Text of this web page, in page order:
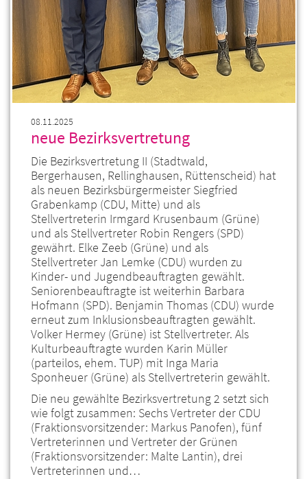
08.11.2025
neue Bezirksvertretung
Die Bezirksvertretung II (Stadtwald,
Bergerhausen, Rellinghausen, Rüttenscheid) hat
als neuen Bezirksbürgermeister Siegfried
Grabenkamp (CDU, Mitte) und als
Stellvertreterin Irmgard Krusenbaum (Grüne)
und als Stellvertreter Robin Rengers (SPD)
gewährt. Elke Zeeb (Grüne) und als
Stellvertreter Jan Lemke (CDU) wurden zu
Kinder- und Jugendbeauftragten gewählt.
Seniorenbeauftragte ist weiterhin Barbara
Hofmann (SPD). Benjamin Thomas (CDU) wurde
erneut zum Inklusionsbeauftragten gewählt.
Volker Hermey (Grüne) ist Stellvertreter. Als
Kulturbeauftragte wurden Karin Müller
(parteilos, ehem. TUP) mit Inga Maria
Sponheuer (Grüne) als Stellvertreterin gewählt.
Die neu gewählte Bezirksvertretung 2 setzt sich
wie folgt zusammen: Sechs Vertreter der CDU
(Fraktionsvorsitzender: Markus Panofen), fünf
Vertreterinnen und Vertreter der Grünen
(Fraktionsvorsitzender: Malte Lantin), drei
Vertreterinnen und…